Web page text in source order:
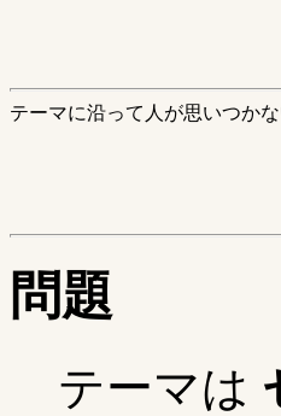
テーマに沿って人が思いつか
問題
テーマは